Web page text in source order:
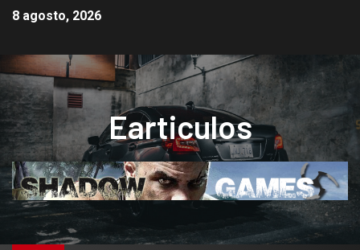
8 agosto, 2026
Earticulos